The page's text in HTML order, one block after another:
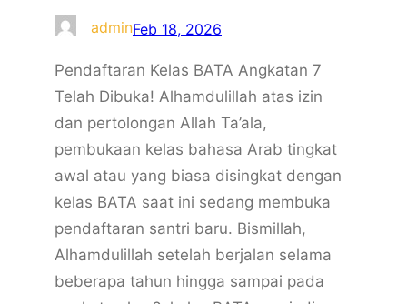
adminFeb 18, 2026
Pendaftaran Kelas BATA Angkatan 7
Telah Dibuka! Alhamdulillah atas izin
dan pertolongan Allah Ta’ala,
pembukaan kelas bahasa Arab tingkat
awal atau yang biasa disingkat dengan
kelas BATA saat ini sedang membuka
pendaftaran santri baru. Bismillah,
Alhamdulillah setelah berjalan selama
beberapa tahun hingga sampai pada